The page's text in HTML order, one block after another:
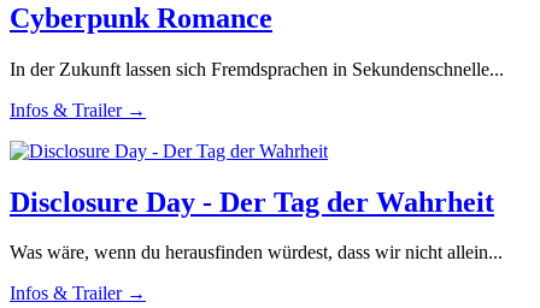
Cyberpunk Romance
In der Zukunft lassen sich Fremdsprachen in Sekundenschnelle...
Infos & Trailer →
Disclosure Day - Der Tag der Wahrheit
Was wäre, wenn du herausfinden würdest, dass wir nicht allein...
Infos & Trailer →